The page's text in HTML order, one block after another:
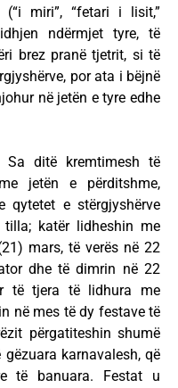
miri”, “fetari i lisit,”
ndërmjet tyre, të
brez pranë tjetrit, si të
por ata i bëjnë
në jetën e tyre edhe
ditë kremtimesh të
jetën e përditshme,
qytetet e stërgjyshërve
katër lidheshin me
mars, të verës në 22
dhe të dimrin në 22
të tjera të lidhura me
në mes të dy festave të
përgatiteshin shumë
karnavalesh, që
të banuara. Festat u